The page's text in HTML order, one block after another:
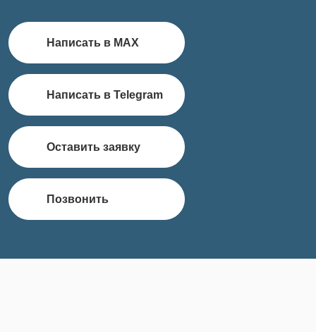
Написать в MAX
Написать в Telegram
Оставить заявку
Позвонить